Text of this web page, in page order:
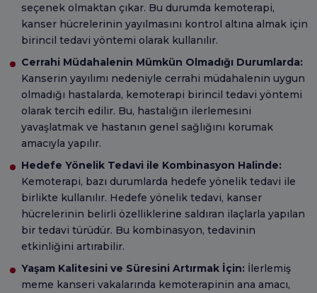
seçenek olmaktan çıkar. Bu durumda kemoterapi,
kanser hücrelerinin yayılmasını kontrol altına almak için
birincil tedavi yöntemi olarak kullanılır.
Cerrahi Müdahalenin Mümkün Olmadığı Durumlarda:
Kanserin yayılımı nedeniyle cerrahi müdahalenin uygun
olmadığı hastalarda, kemoterapi birincil tedavi yöntemi
olarak tercih edilir. Bu, hastalığın ilerlemesini
yavaşlatmak ve hastanın genel sağlığını korumak
amacıyla yapılır.
Hedefe Yönelik Tedavi ile Kombinasyon Halinde:
Kemoterapi, bazı durumlarda hedefe yönelik tedavi ile
birlikte kullanılır. Hedefe yönelik tedavi, kanser
hücrelerinin belirli özelliklerine saldıran ilaçlarla yapılan
bir tedavi türüdür. Bu kombinasyon, tedavinin
etkinliğini artırabilir.
Yaşam Kalitesini ve Süresini Artırmak İçin: İlerlemiş
meme kanseri vakalarında kemoterapinin ana amacı,